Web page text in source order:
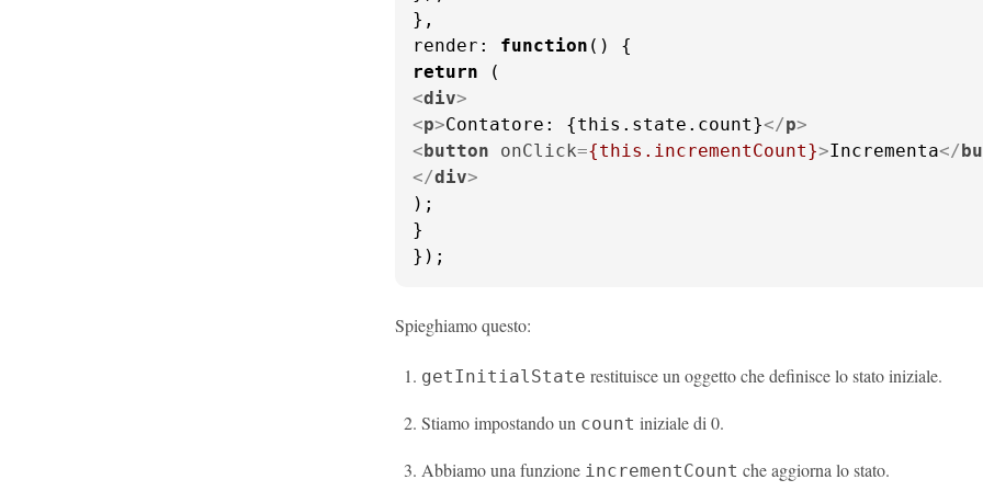
render : function (
return
<div>
<p>Contatore: {this.state.count}</p>
<button onClick={this.incrementCount}>Incrementa</
</div>
);
}
});
Spieghiamo questo:
getInitialState restituisce un oggetto che definisce lo stato iniziale.
Stiamo impostando un count iniziale di 0.
Abbiamo una funzione incrementCount che aggiorna lo stato.